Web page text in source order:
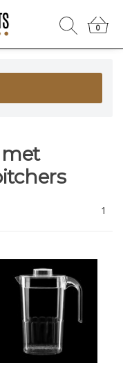
0
0
1